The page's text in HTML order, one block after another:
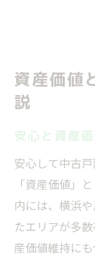
資産価値
説
安心と資産
安心して中古
「資産価値」
内には、横浜
たエリアが多
産価値維持に